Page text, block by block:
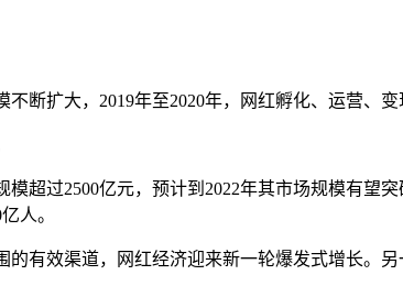
断扩大，2019年至2020年，网红孵化、运营、
超过2500亿元，预计到2022年其市场规模有望
人。
有效渠道，网红经济迎来新一轮爆发式增长。